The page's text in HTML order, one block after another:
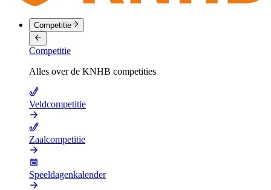
Competitie
Competitie
Alles over de KNHB competities
Veldcompetitie
Zaalcompetitie
Speeldagenkalender